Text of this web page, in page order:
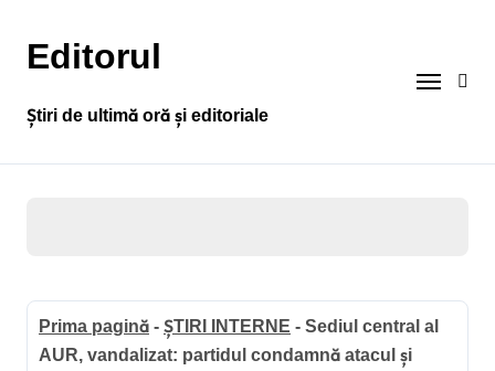
conținut
Editorul
Știri de ultimă oră și editoriale
Prima pagină - ȘTIRI INTERNE - Sediul central al
AUR, vandalizat: partidul condamnă atacul și